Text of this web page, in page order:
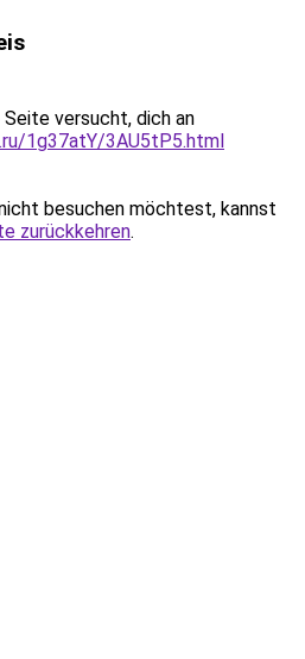
versucht, dich an
1g37atY/3AU5tP5.html
besuchen möchtest, kannst
zurückkehren.